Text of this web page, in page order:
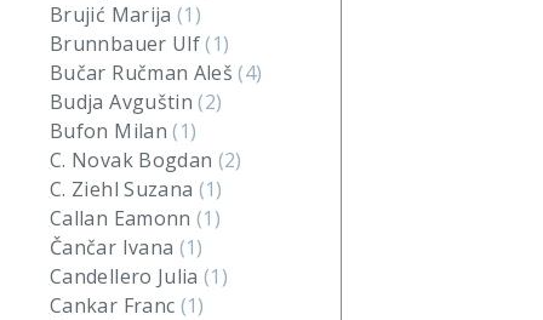
Brujić Marija(1)
Brunnbauer Ulf(1)
Bučar Ručman Aleš(4)
Budja Avguštin(2)
Bufon Milan(1)
C. Novak Bogdan (2)
C. Ziehl Suzana (1)
Callan Eamonn(1)
Čančar Ivana (1)
Candellero Julia(1)
Cankar Franc (1)